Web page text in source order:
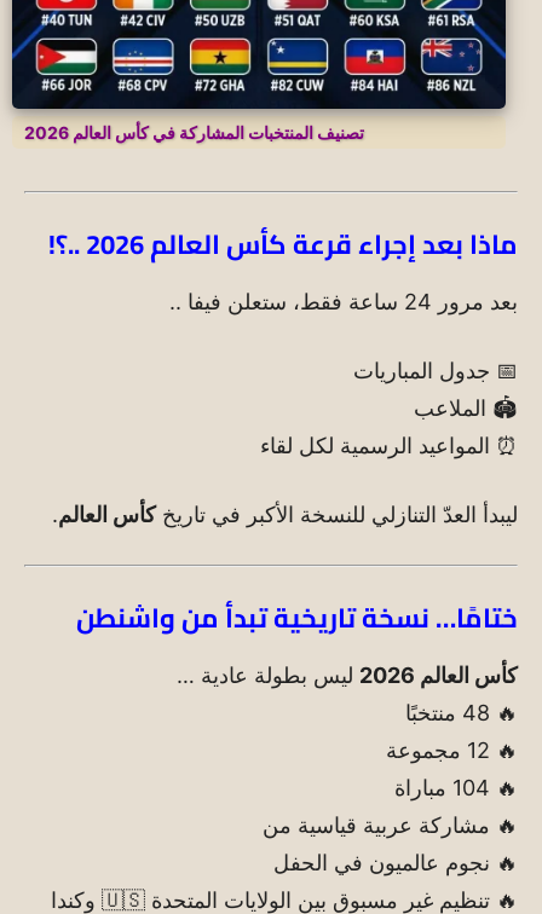
تصنيف المنتخبات المشاركة في كأس العالم 2026
ماذا بعد إجراء قرعة كأس العالم 2026 ..؟!
بعد مرور 24 ساعة فقط، ستعلن فيفا ..
📅 جدول المباريات
🏟️ الملاعب
⏰ المواعيد الرسمية لكل لقاء
ليبدأ العدّ التنازلي للنسخة الأكبر في تاريخكأس العالم.
ختامًا… نسخة تاريخية تبدأ من واشنطن
كأس العالم 2026
ليس بطولة عادية …
🔥 48 منتخبًا
🔥 12 مجموعة
🔥 104 مباراة
🔥 مشاركة عربية قياسية من
🔥 نجوم عالميون في الحفل
🔥 تنظيم غير مسبوق بين الولايات المتحدة 🇺🇸 وكندا